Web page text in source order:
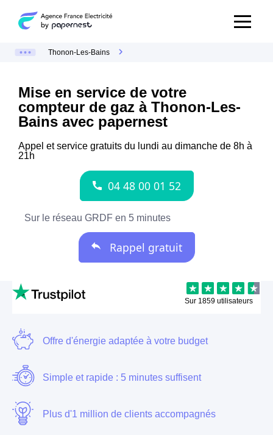
Thonon-Les-Bains